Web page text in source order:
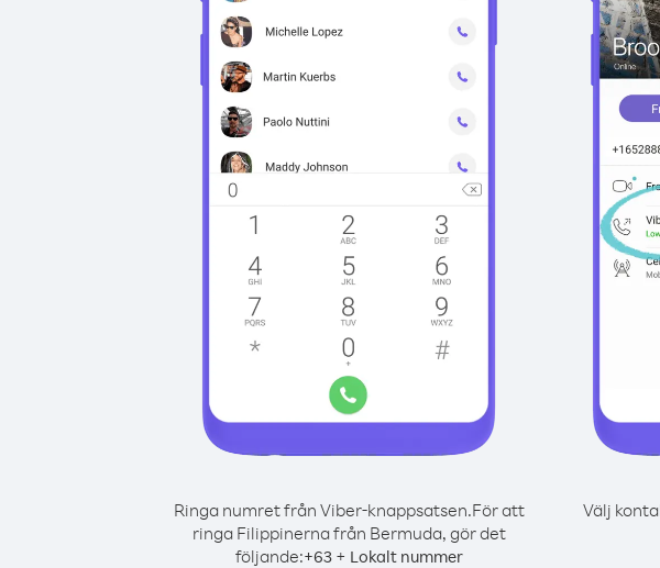
Ringa numret från Viber-knappsatsen.För att
ringa Filippinerna från Bermuda, gör det
följande:+63+ Lokalt nummer
Välj